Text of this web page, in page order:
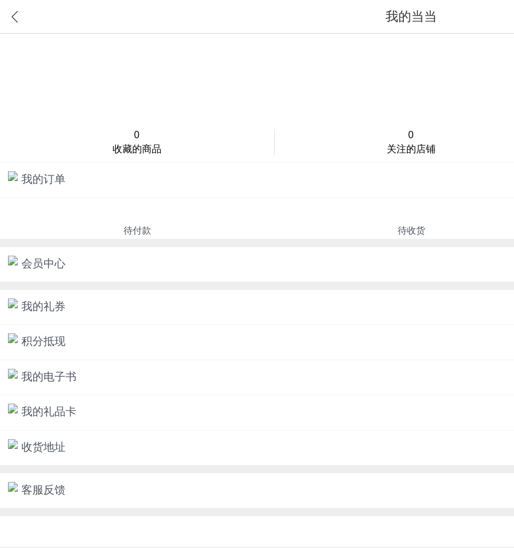
我的当当
0
收藏的商品
0
关注的店铺
我的订单
待付款 待收货
会员中心
我的礼券
积分抵现
我的电子书
我的礼品卡
收货地址
客服反馈